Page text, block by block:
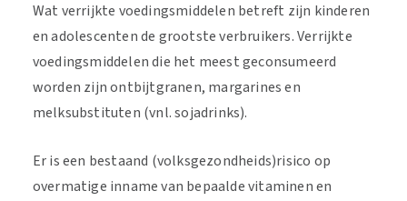
Wat verrijkte voedingsmiddelen betreft zijn kinderen
en adolescenten de grootste verbruikers. Verrijkte
voedingsmiddelen die het meest geconsumeerd
worden zijn ontbijtgranen, margarines en
melksubstituten (vnl. sojadrinks).
Er is een bestaand (volksgezondheids)risico op
overmatige inname van bepaalde vitaminen en